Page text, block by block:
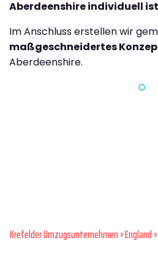
Aberdeenshire individuell ist
Im Anschluss erstellen wir
maßgeschneidertes
Aberdeenshire.
Krefelder Umzugsunternehmen»England